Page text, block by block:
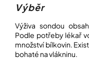
Výběr
Výživa sondou
Podle potřeby lékař
množství bílkovin.
bohaté na vlákninu.